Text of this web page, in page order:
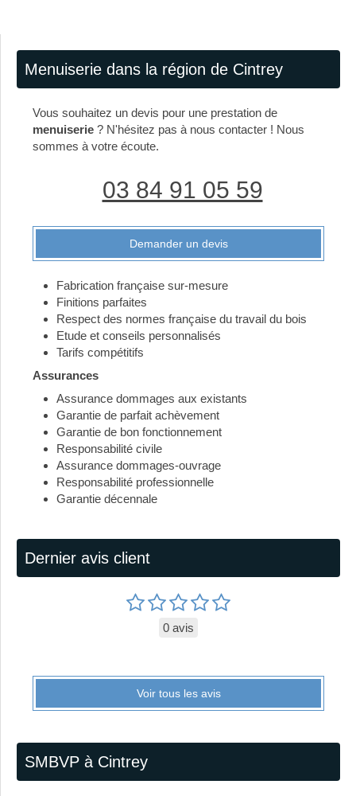
Menuiserie dans la région de Cintrey
Vous souhaitez un devis pour une prestation de
menuiserie ? N'hésitez pas à nous contacter ! Nous
sommes à votre écoute.
03 84 91 05 59
Demander un devis
Fabrication française sur-mesure
Finitions parfaites
Respect des normes française du travail du bois
Etude et conseils personnalisés
Tarifs compétitifs
Assurances
Assurance dommages aux existants
Garantie de parfait achèvement
Garantie de bon fonctionnement
Responsabilité civile
Assurance dommages-ouvrage
Responsabilité professionnelle
Garantie décennale
Dernier avis client
0 avis
Voir tous les avis
SMBVP à Cintrey